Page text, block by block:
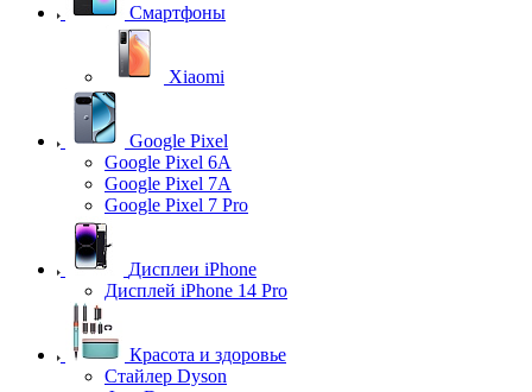
Смартфоны
Xiaomi
Google Pixel
Google Pixel 6A
Google Pixel 7А
Google Pixel 7 Pro
Дисплеи iPhone
Дисплей iPhone 14 Pro
Красота и здоровье
Стайлер Dyson